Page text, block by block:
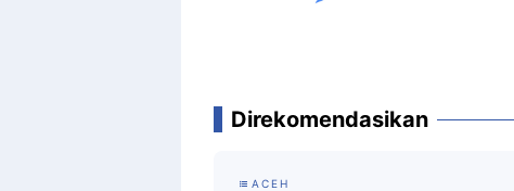
Direkomendasikan
ACEH